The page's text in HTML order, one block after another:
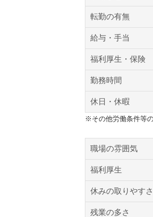
転勤の有無
給与・手当
福利厚生・保険
勤務時間
休日・休暇
※その他労働条件等
職場の雰囲気
福利厚生
休みの取りやすさ
残業の多さ